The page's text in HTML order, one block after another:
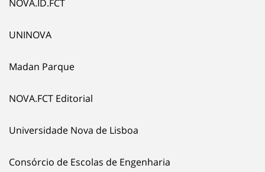
NOVA.ID.FCT
UNINOVA
Madan Parque
NOVA.FCT Editorial
Universidade Nova de Lisboa
Consórcio de Escolas de Engenharia